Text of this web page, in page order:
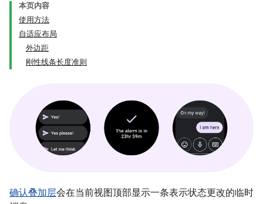
本页内容
使用方法
自适应布局
外边距
刚性线条长度准则
确认叠加层会在当前视图顶部显示一条表示状态更改的临时